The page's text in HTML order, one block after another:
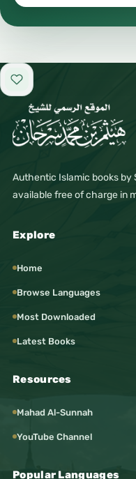
Add to favorites
Authentic Islamic books
available free of charge in
Explore
Home
Browse Languages
Most Downloaded
Latest Books
Resources
Mahad Al-Sunnah
YouTube Channel
Popular Languages